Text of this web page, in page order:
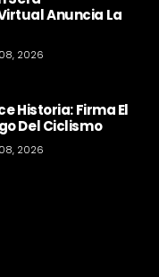
Anuncia La
2026
Historia: Firma El
Del Ciclismo
2026